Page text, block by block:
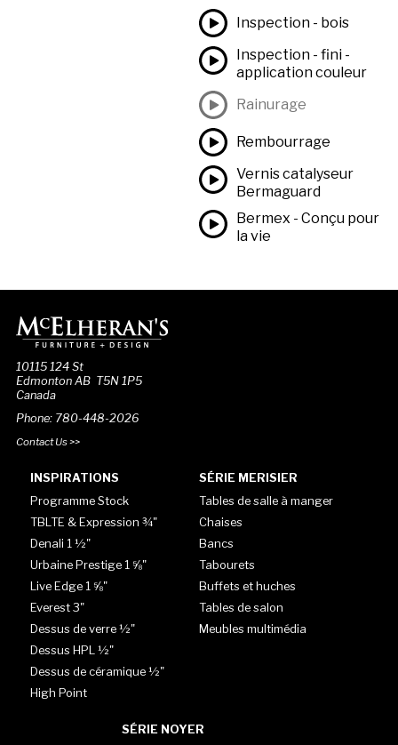
Inspection - bois
Inspection - fini -
application couleur
Rainurage
Rembourrage
Vernis catalyseur
Bermaguard
Bermex - Conçu pour
la vie
10115 124 St
Edmonton AB T5N 1P5
Canada
Phone: 780-448-2026
Contact Us >>
INSPIRATIONS
Programme Stock
TBLTE & Expression ¾"
Denali 1 ½"
Urbaine Prestige 1 ⅝"
Live Edge 1 ⅝"
Everest 3"
Dessus de verre ½"
Dessus HPL ½"
Dessus de céramique ½"
High Point
SÉRIE MERISIER
Tables de salle à manger
Chaises
Bancs
Tabourets
Buffets et huches
Tables de salon
Meubles multimédia
SÉRIE NOYER